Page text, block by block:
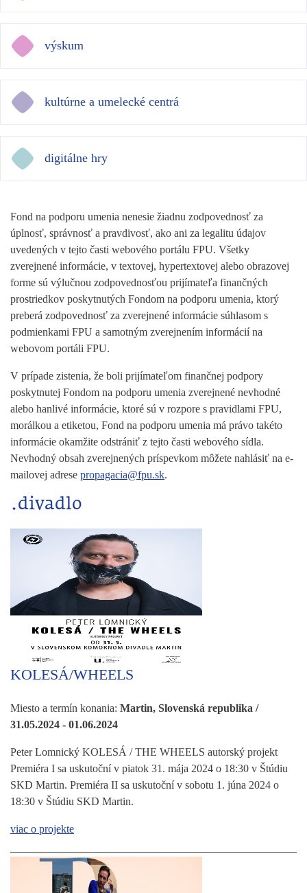
výskum
kultúrne a umelecké centrá
digitálne hry
Fond na podporu umenia nenesie žiadnu zodpovednosť za
úplnosť, správnosť a pravdivosť, ako ani za legalitu údajov
uvedených v tejto časti webového portálu FPU. Všetky
zverejnené informácie, v textovej, hypertextovej alebo obrazovej
forme sú výlučnou zodpovednosťou prijímateľa finančných
prostriedkov poskytnutých Fondom na podporu umenia, ktorý
preberá zodpovednosť za zverejnené informácie súhlasom s
podmienkami FPU a samotným zverejnením informácií na
webovom portáli FPU.
V prípade zistenia, že boli prijímateľom finančnej podpory
poskytnutej Fondom na podporu umenia zverejnené nevhodné
alebo hanlivé informácie, ktoré sú v rozpore s pravidlami FPU,
morálkou a etiketou, Fond na podporu umenia má právo takéto
informácie okamžite odstrániť z tejto časti webového sídla.
Nevhodný obsah zverejnených príspevkom môžete nahlásiť na e-
mailovej adrese propagacia@fpu.sk.
.divadlo
KOLESÁ/WHEELS
Miesto a termín konania: Martin, Slovenská republika /
31.05.2024 - 01.06.2024
Peter Lomnický KOLESÁ / THE WHEELS autorský projekt
Premiéra I sa uskutoční v piatok 31. mája 2024 o 18:30 v Štúdiu
SKD Martin. Premiéra II sa uskutoční v sobotu 1. júna 2024 o
18:30 v Štúdiu SKD Martin.
viac o projekte